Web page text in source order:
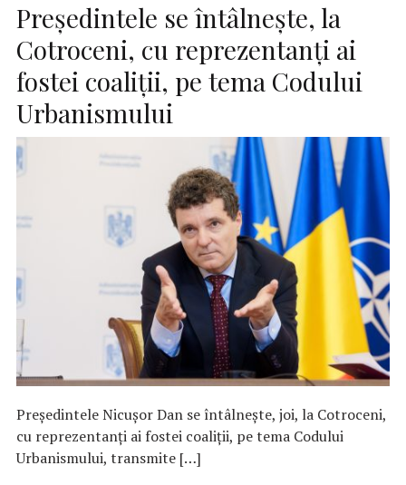
Preşedintele se întâlneşte, la
Cotroceni, cu reprezentanţi ai
fostei coaliţii, pe tema Codului
Urbanismului
Preşedintele Nicuşor Dan se întâlneşte, joi, la Cotroceni,
cu reprezentanţi ai fostei coaliţii, pe tema Codului
Urbanismului, transmite […]